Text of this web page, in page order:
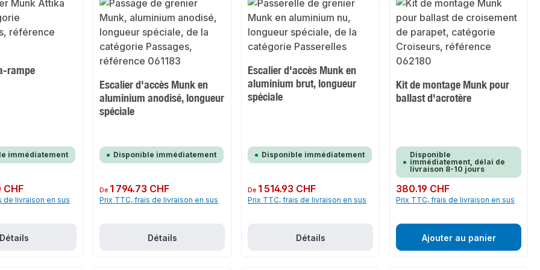
rampe
immédiatement
CHF
de livraison en sus
Détails
Escalier d'accès Munk en
aluminium anodisé, longueur
spéciale
Disponible immédiatement
Prix régulier :
De 1 794.73 CHF
Prix TTC, frais de livraison en sus
Détails
Escalier d'accès Munk en
aluminium brut, longueur
spéciale
Disponible immédiatement
Prix régulier :
De 1 514.93 CHF
Prix TTC, frais de livraison en sus
Détails
Kit de montage Munk pour
ballast d'acrotère
Disponible
immédiatement, délai de
livraison 8-10 jours
Prix régulier :
380.19 CHF
Prix TTC, frais de livraison en sus
Ajouter au panier